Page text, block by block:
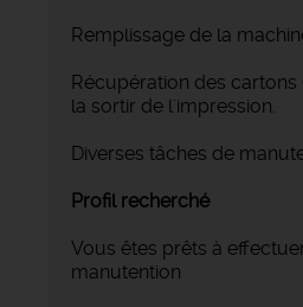
Remplissage de la
Récupération des cartons
la sortir de l'impression.
Diverses tâches de
Profil recherché
Vous êtes prêts à
manutention